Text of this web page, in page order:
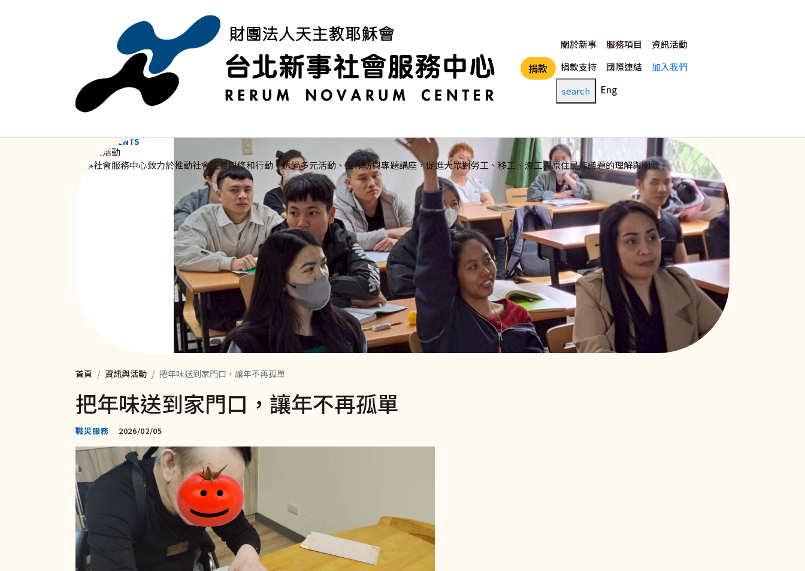
捐款
主選單
關於新事 服務項目
資訊活動
捐款支持
國際連結
加入我們
search
Eng
NEWS & EVENTS
資訊與活動
新事社會服務中心致力於推動社會正義與修和行動，透過多元活動、工作坊與專題講座，促進大眾對勞工、移工、漁工與原住民族議題的理解與關懷。
首頁 資訊與活動 把年味送到家門口，讓年不再孤單
把年味送到家門口，讓年不再孤單
職災服務 2026/02/05